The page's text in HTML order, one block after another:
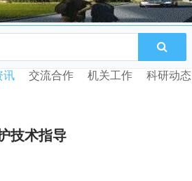
讯 交流合作 机关工作 科研动态
技术指导